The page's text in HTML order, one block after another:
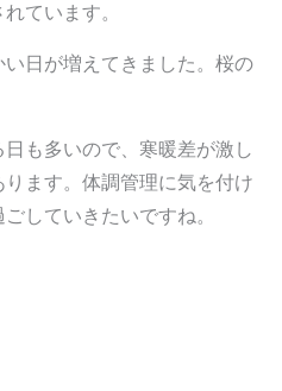
日が増えてきました。桜の
も多いので、寒暖差が激し
ます。体調管理に気を付け
していきたいですね。